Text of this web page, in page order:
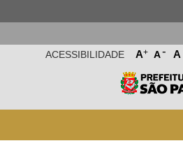
A+ A- A
ACESSIBILIDADE